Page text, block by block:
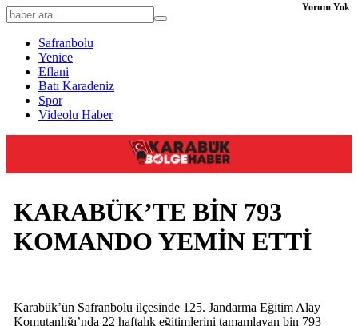
Safranbolu
Yenice
Eflani
Batı Karadeniz
Spor
Videolu Haber
KARABÜK’TE BİN 793
KOMANDO YEMİN ETTİ
Karabük’ün Safranbolu ilçesinde 125. Jandarma Eğitim Alay
Komutanlığı’nda 22 haftalık eğitimlerini tamamlayan bin 793
Yorum Yok